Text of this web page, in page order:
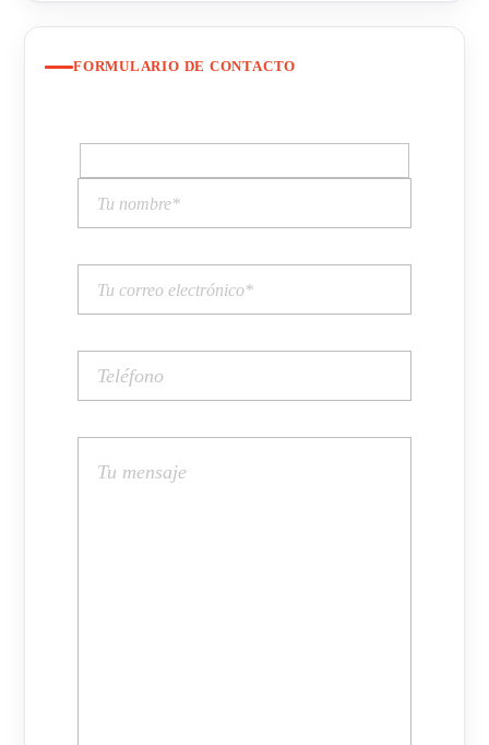
FORMULARIO DE CONTACTO